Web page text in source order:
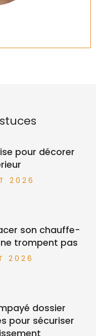
pour décorer
2026
son chauffe-
ne trompent pas
2026
dossier
pour sécuriser